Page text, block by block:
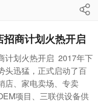
商计划火热开启
计划火热开启 2017年下
头迅猛，正式启动了百
店、家电卖场、专卖
项目、三联供设备供